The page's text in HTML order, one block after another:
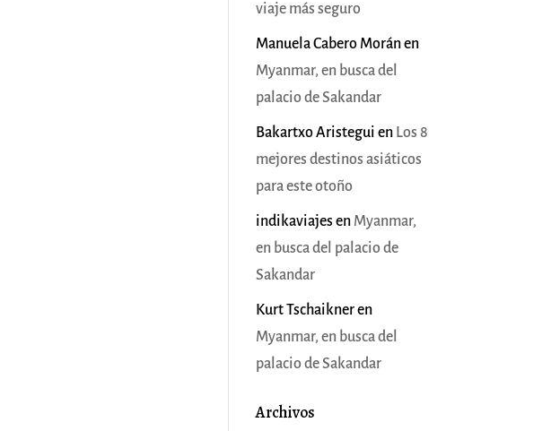
viaje más seguro
Manuela Cabero Moránen
Myanmar, en busca del
palacio de Sakandar
Bakartxo Aristegui en Los 8
mejores destinos asiáticos
para este otoño
indikaviajes en Myanmar,
en busca del palacio de
Sakandar
Kurt Tschaikneren
Myanmar, en busca del
palacio de Sakandar
Archivos